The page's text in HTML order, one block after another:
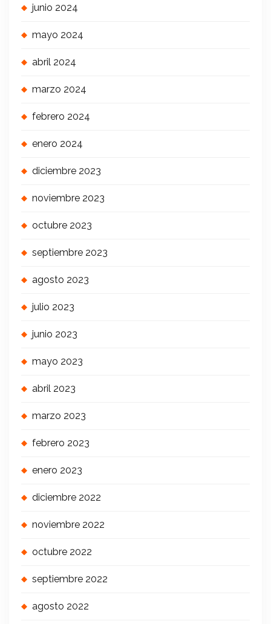
junio 2024
mayo 2024
abril 2024
marzo 2024
febrero 2024
enero 2024
diciembre 2023
noviembre 2023
octubre 2023
septiembre 2023
agosto 2023
julio 2023
junio 2023
mayo 2023
abril 2023
marzo 2023
febrero 2023
enero 2023
diciembre 2022
noviembre 2022
octubre 2022
septiembre 2022
agosto 2022